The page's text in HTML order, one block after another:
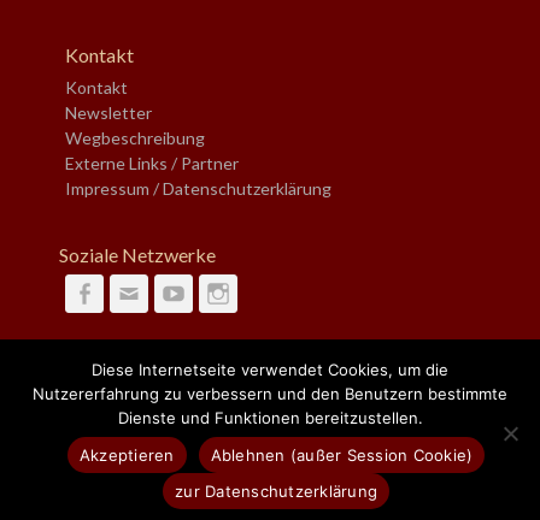
Kontakt
Kontakt
Newsletter
Wegbeschreibung
Externe Links / Partner
Impressum / Datenschutzerklärung
Soziale Netzwerke
Facebook
Email YouTube
Suche
nach:
Copyright © 2026Bürgerzentrum Engelshof e.V.. Alle Rechte vorbehalten.
DESIGN:AXF-GRAFIX
Diese Internetseite verwendet Cookies, um die
Nutzererfahrung zu verbessern und den Benutzern bestimmte
Dienste und Funktionen bereitzustellen.
Akzeptieren
Ablehnen (außer Session Cookie)
zur Datenschutzerklärung